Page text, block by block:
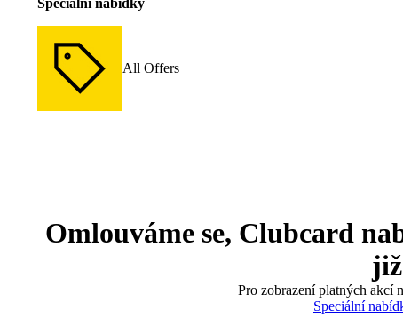
Speciální nabídky
All Offers
Omlouváme se, Clubcard
Pro zobrazení platných akcí
Speciální